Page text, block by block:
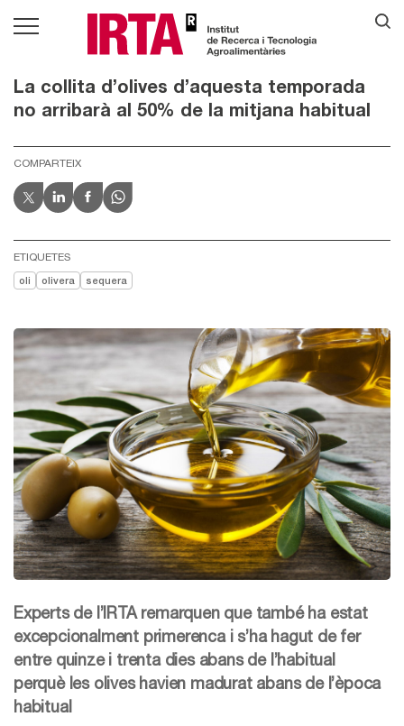
La collita d’olives d’aquesta temporada
no arribarà al 50% de la mitjana habitual
COMPARTEIX
ETIQUETES
oli olivera sequera
Experts de l’IRTA remarquen que també ha estat
excepcionalment primerenca i s’ha hagut de fer
entre quinze i trenta dies abans de l’habitual
perquè les olives havien madurat abans de l’època
habitual